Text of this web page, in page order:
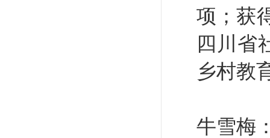
项；获
四川省
乡村教
牛雪梅